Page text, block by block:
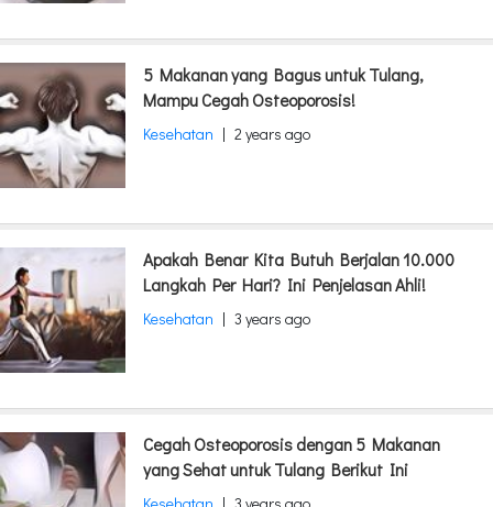
5 Makanan yang Bagus untuk Tulang,
Mampu Cegah Osteoporosis!
Kesehatan | 2 years ago
Apakah Benar Kita Butuh Berjalan 10.000
Langkah Per Hari? Ini Penjelasan Ahli!
Kesehatan | 3 years ago
Cegah Osteoporosis dengan 5 Makanan
yang Sehat untuk Tulang Berikut Ini